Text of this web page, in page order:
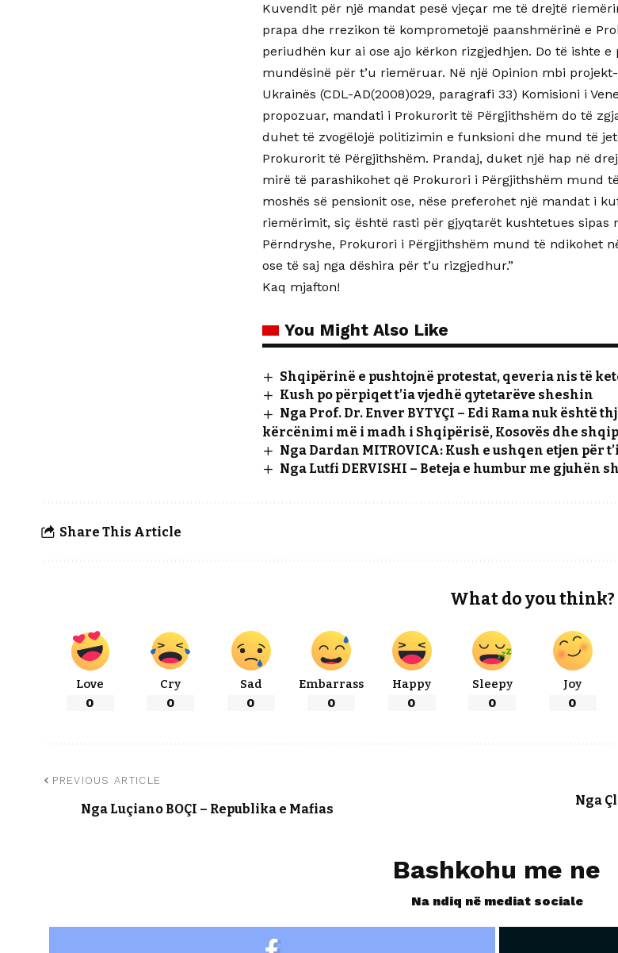
Kuvendit për një mandat pesë vjeçar me të drejtë
prapa dhe rrezikon të komprometojë paanshmërinë e
periudhën kur ai ose ajo kërkon rizgjedhjen. Do të ishte
mundësinë për t’u riemëruar. Në një Opinion mbi
Ukrainës (CDL-AD(2008)029, paragrafi 33) Komisioni i
propozuar, mandati i Prokurorit të Përgjithshëm do të
duhet të zvogëlojë politizimin e funksioni dhe mund të
Prokurorit të Përgjithshëm. Prandaj, duket një hap në
mirë të parashikohet që Prokurori i Përgjithshëm mund
moshës së pensionit ose, nëse preferohet një mandat i
riemërimit, siç është rasti për gjyqtarët kushtetues sipas
Përndryshe, Prokurori i Përgjithshëm mund të ndikohet
ose të saj nga dëshira për t’u rizgjedhur.”
Kaq mjafton!
You Might Also Like
Shqipërinë e pushtojnë protestat, qeveria nis të
Kush po përpiqet t’ia vjedhë qytetarëve sheshin
Nga Prof. Dr. Enver BYTYÇI – Edi Rama nuk është
kërcënimi më i madh i Shqipërisë, Kosovës dhe
Nga Dardan MITROVICA: Kush e ushqen etjen për
Nga Lutfi DERVISHI – Beteja e humbur me gjuhën
Share This Article
What do you think?
Love
0
Cry
0
Sad
0
Embarrass
0
Happy
0
Sleepy
0
Joy
0
PREVIOUS ARTICLE
Nga Luçiano BOÇI – Republika e Mafias
Nga
Bashkohu me ne
Na ndiq në mediat sociale